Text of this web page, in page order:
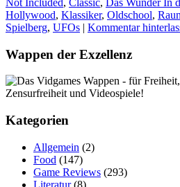
Not Included, Classic, Das Wunder In
Hollywood, Klassiker, Oldschool,
Spielberg, UFOs | Kommentar
Wappen der Exzellenz
Kategorien
Allgemein (2)
Food (147)
Game Reviews (293)
Literatur(8)